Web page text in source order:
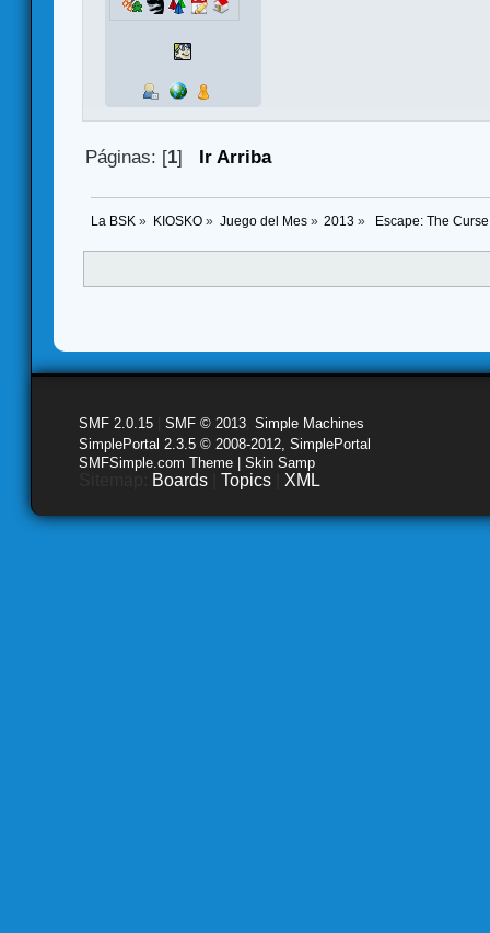
Páginas: [1] Ir Arriba
La BSK » KIOSKO» Juego del Mes» 2013 » Escape: The
SMF 2.0.15 SMF © 2013 Simple Machines
SimplePortal 2.3.5 © 2008-2012, SimplePortal
SMFSimple.com Theme | Skin Samp
Boards Topics XML